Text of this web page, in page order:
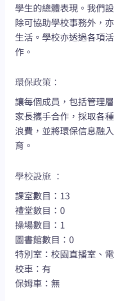
學生的總體表現。我們
除可協助學校事務外，
生活。學校亦透過各項
作。
環保政策：
讓每個成員，包括管理
家長攜手合作，採取各
浪費，並將環保信息融
育。
學校設施 ：
課室數目：13
禮堂數目：0
操場數目：1
圖書館數目：0
特別室：校園直播室、
校車：有
保姆車：無